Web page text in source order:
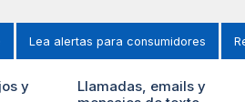
Lea alertas para consumidores
y
Llamadas, emails y